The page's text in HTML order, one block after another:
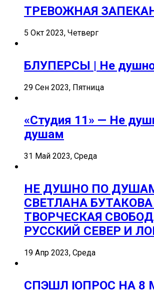
ТРЕВОЖНАЯ
5 Окт 2023, Четверг
БЛУПЕРСЫ | Не
29 Сен 2023, Пятница
«Студия 11» — Не
душам
31 Май 2023, Среда
НЕ ДУШНО ПО
СВЕТЛАНА БУТАКОВА
ТВОРЧЕСКАЯ
РУССКИЙ СЕВЕР И
19 Апр 2023, Среда
СПЭШЛ ӏ ОПРОС НА 8